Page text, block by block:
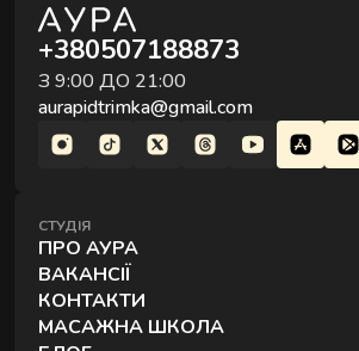
+380507188873
З 9:00 ДО 21:00
aurapidtrimka@gmail.com
СТУДІЯ
ПРО АУРА
ВАКАНСІЇ
КОНТАКТИ
МАСАЖНА ШКОЛА